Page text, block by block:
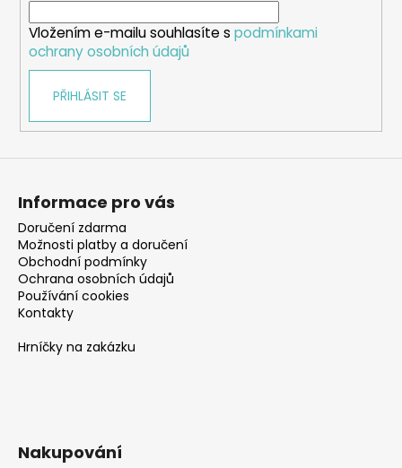
Vložením e-mailu souhlasíte s podmínkami
ochrany osobních údajů
PŘIHLÁSIT SE
Informace pro vás
Doručení zdarma
Možnosti platby a doručení
Obchodní podmínky
Ochrana osobních údajů
Používání cookies
Kontakty
Hrníčky na zakázku
Nakupování